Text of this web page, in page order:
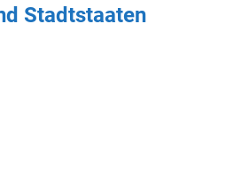
Stadtstaaten